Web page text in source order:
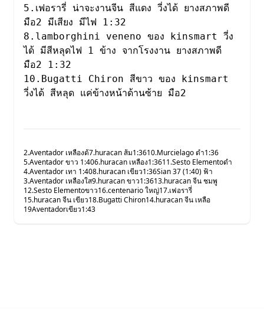
5.เฟอรารี่ น่าจะงานจีน สีแดง วี่งได้ ยางสภาพดี
มือ2 มีเสียง มีไฟ 1:32
8.lamborghini veneno ของ kinsmart วี่ง
ได้ มีสีหลุดไฟ 1 ข้าง จากโรงงาน ยางสภาพดี
มือ2 1:32
10.Bugatti Chiron สีขาว ของ kinsmart
2.Aventador เหลืองด้7.huracan ส้ม1:3610.Murcielago ดำ1:36
5.Aventador ขาว 1:406.huracan เหลือง1:3611.Sesto Elementoดำ
4.Aventador เทา 1:408.huracan เขียว1:36Sian 37 (1:40) ฟ้า
3.Aventador เหลืองใส9.huracan ขาว1:3613.huracan จีน ชมพู
12.Sesto Elementoขาว16.centenario ใหญ่17.เฟอรารี่
15.huracan จีน เขียว18.Bugatti Chiron14.huracan จีน เหลือ
19Aventadorเขียว1:43